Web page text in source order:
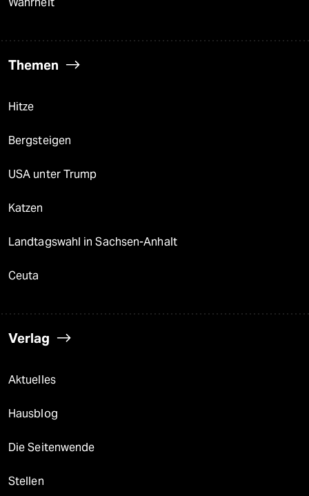
Themen
Hitze
Bergsteigen
USA unter Trump
Katzen
Landtagswahl in Sachsen-Anhalt
Ceuta
Verlag
Aktuelles
Hausblog
Die Seitenwende
Stellen